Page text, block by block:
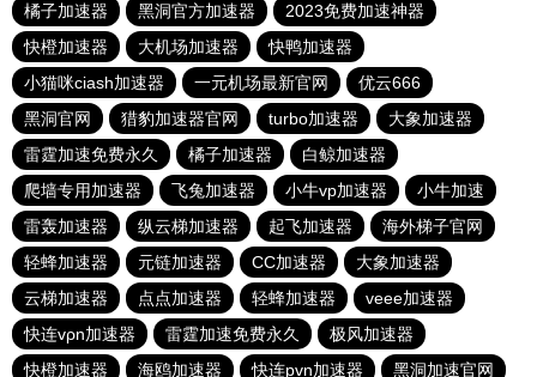
橘子加速器
黑洞官方加速器
2023免费加速神器
快橙加速器
大机场加速器
快鸭加速器
小猫咪ciash加速器
一元机场最新官网
优云666
黑洞官网
猎豹加速器官网 turbo加速器
大象加速器
雷霆加速免费永久
橘子加速器
白鲸加速器
爬墙专用加速器
飞兔加速器 小牛vp加速器
小牛加速
雷轰加速器
纵云梯加速器 起飞加速器
海外梯子官网
轻蜂加速器
元链加速器 CC加速器
大象加速器
云梯加速器
点点加速器 轻蜂加速器
veee加速器
快连vρn加速器
雷霆加速免费永久
极风加速器
快橙加速器
海鸥加速器 快连pvn加速器 黑洞加速官网